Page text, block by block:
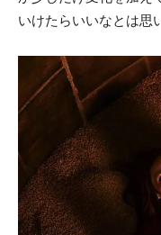
いけたらいいなとは思